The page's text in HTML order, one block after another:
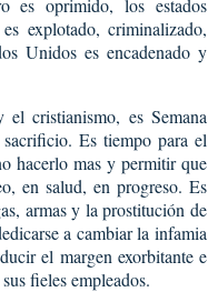
es oprimido, los estados
explotado, criminalizado,
Unidos es encadenado y
cristianismo, es Semana
Es tiempo para el
hacerlo mas y permitir que
en salud, en progreso. Es
armas y la prostitución de
a cambiar la infamia
el margen exorbitante e
fieles empleados.